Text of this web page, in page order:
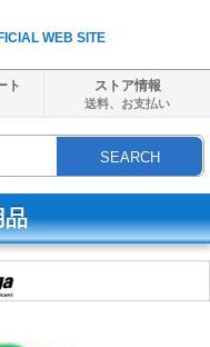
WEB SITE
ト ストア情報
送料、 お支払い
SEARCH
品